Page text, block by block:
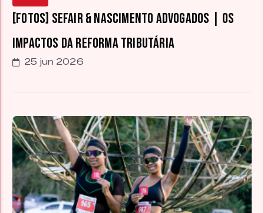
[FOTOS] Sefair & Nascimento Advogados | Os
Impactos da Reforma Tributária
25 jun 2026